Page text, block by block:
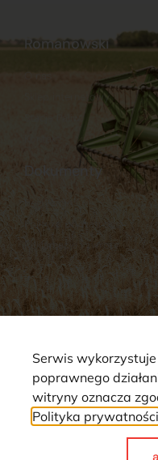
Dokumenty
Regulamin
Polityka prywatności
Reklamacje i zwroty
Romanowski
Sklep internetowy
Strona wykorzystuje pliki
Serwis
poprawnego
witryny oznacza
Polityka prywatności